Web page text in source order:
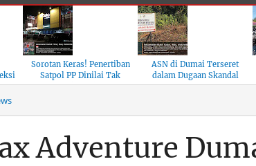
Sorotan Keras! Penertiban
Satpol PP Dinilai Tak
Menyentuh “Kelas Atas”
ASN di Dumai Terseret
dalam Dugaan Skandal
KSO, Integritas Aparatur
Adventure